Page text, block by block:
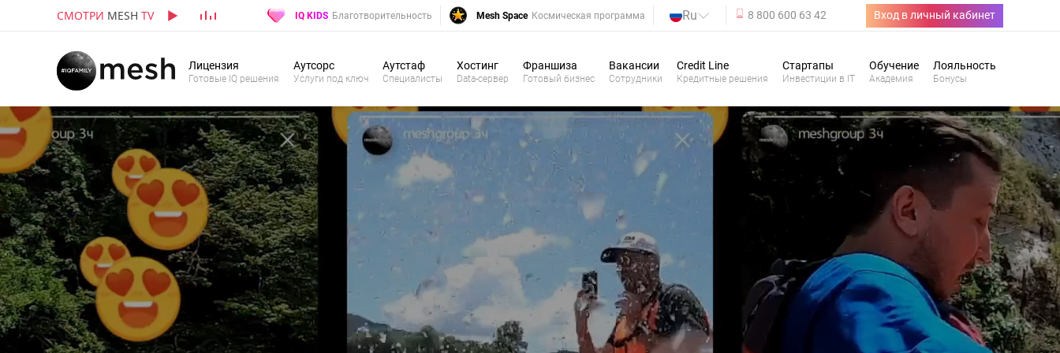
СМОТРИ MESH TV IQ KIDS Благотворительность Mesh Space Космическая программа Ru 8 800 600 63 42 Вход в личный кабинет
Лицензия
Готовые IQ решения
Аутсорс
Услуги под ключ
Аутстаф
Специалисты
Хостинг
Data-сервер
Франшиза
Готовый бизнес
Вакансии
Сотрудники
Credit Line
Кредитные решения
Стартапы
Инвестиции в IT
Обучение
Академия
Лояльность
Бонусы